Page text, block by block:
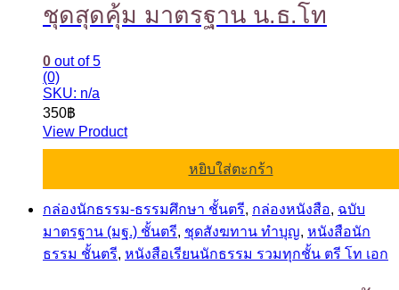
ชุดสุดคุ้ม มาตรฐาน น.ธ.โท
0 out of 5
(0)
SKU: n/a
350฿
View Product
หยิบใส่ตะกร้า
กล่องนักธรรม-ธรรมศึกษา ชั้นตรี, กล่องหนังสือ, ฉบับ
มาตรฐาน (มฐ.) ชั้นตรี, ชุดสังฆทาน ทำบุญ, หนังสือนัก
ธรรม ชั้นตรี, หนังสือเรียนนักธรรม รวมทุกชั้น ตรี โท เอก